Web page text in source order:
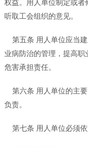
权益。用人单位制定或者
听取工会组织的意见。
第五条 用人单位应当
业病防治的管理，提高
危害承担责任。
第六条 用人单位的主
负责。
第七条 用人单位必须依